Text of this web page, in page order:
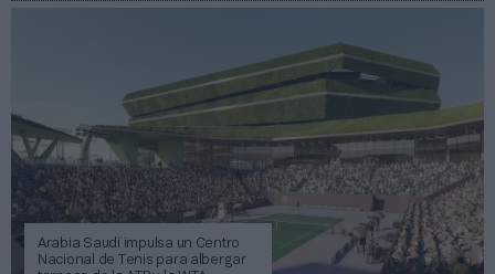
Arabia Saudí impulsa un Centro
Nacional de Tenis para albergar